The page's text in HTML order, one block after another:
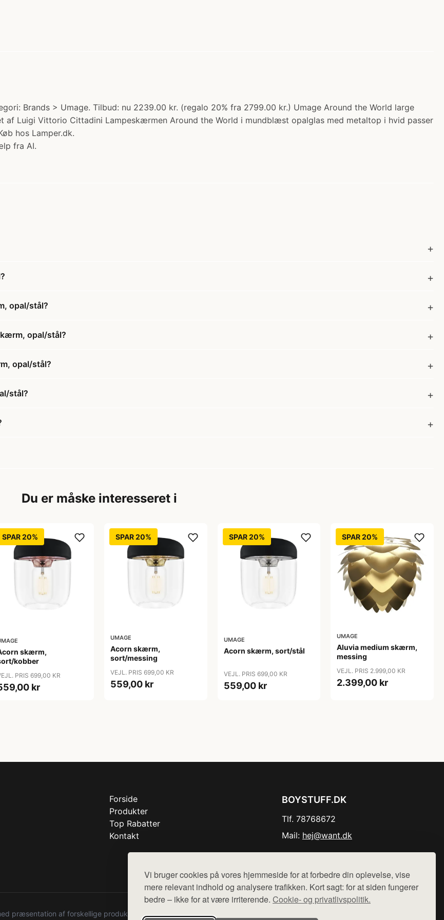
Vi bruger cookies på vores hjemmeside for at forbedre din oplevelse, vise
mere relevant indhold og analysere trafikken. Kort sagt: for at siden fungerer
bedre – ikke for at være irriterende. Cookie- og privatlivspolitik.
Brands > Umage. Tilbud: nu 2239.00 kr. (regalo 20% fra 2799.00 kr.) Umage Around the World large
Luigi Vittorio Cittadini Lampeskærmen Around the World i mundblæst opalglas med metaltop i hvid passer
hos Lamper.dk.
fra AI.
opal/stål?
opal/stål?
opal/stål?
stål?
Du er måske interesseret i
SPAR 20%
skærm,
kobber
PRIS 699,00 KR
kr
SPAR 20%
UMAGE
Acorn skærm,
sort/messing
VEJL. PRIS 699,00 KR
559,00 kr
SPAR 20%
UMAGE
Acorn skærm, sort/stål
VEJL. PRIS 699,00 KR
559,00 kr
SPAR 20%
UMAGE
Aluvia medium skærm,
messing
VEJL. PRIS 2.999,00 KR
2.399,00 kr
Forside
Produkter
Top Rabatter
Kontakt
BOYSTUFF.DK
Tlf. 78768672
Mail: hej@want.dk
præsentation af forskellige produkter fra diverse webshops. Der sælges ikke varer fra denne side - vi henviser til de shops,